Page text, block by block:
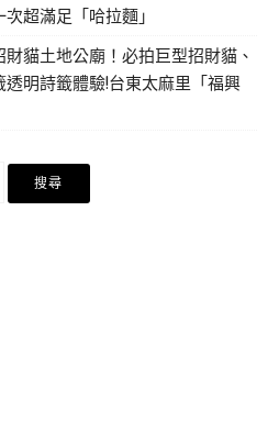
超滿足「哈拉麵」
貓土地公廟！必拍巨型招財貓、
明詩籤體驗!台東太麻里「福興